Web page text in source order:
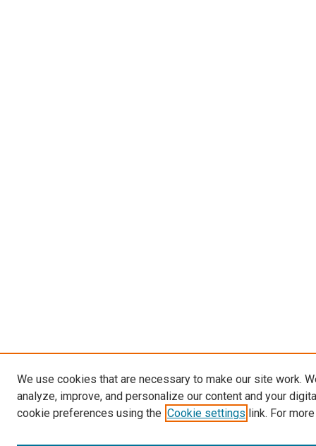
We use cookies that are necessary to make our site work.
analyze, improve, and personalize our content and your
cookie preferences using the Cookie settings link. For